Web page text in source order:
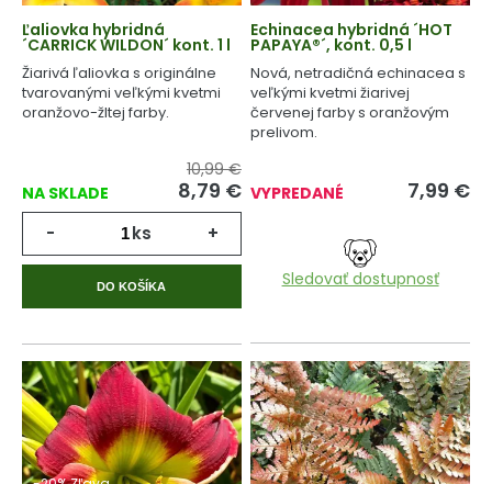
Ľaliovka hybridná
´CARRICK WILDON´ kont. 1 l
Žiarivá ľaliovka s originálne
tvarovanými veľkými kvetmi
oranžovo-žltej farby.
NA SKLADE
10,99 €
8,79 €
- ks +
DO KOŠÍKA
Echinacea hybridná ´HOT
PAPAYA®´, kont. 0,5 l
Nová, netradičná echinacea s
veľkými kvetmi žiarivej
červenej farby s oranžovým
prelivom.
VYPREDANÉ 7,99 €
Sledovať dostupnosť